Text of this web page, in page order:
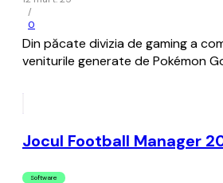
/
0
Din păcate divizia de gaming a
veniturile generate de Pokémon
Jocul Football Manager
Software